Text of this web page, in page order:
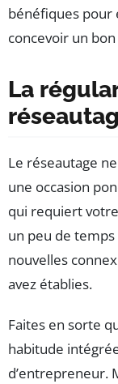
bénéfiques pour
concevoir un
La
Le réseautage
une occasion
qui requiert
un peu de
nouvelles
avez établies.
Faites en sorte
habitude
d’entrepreneur.